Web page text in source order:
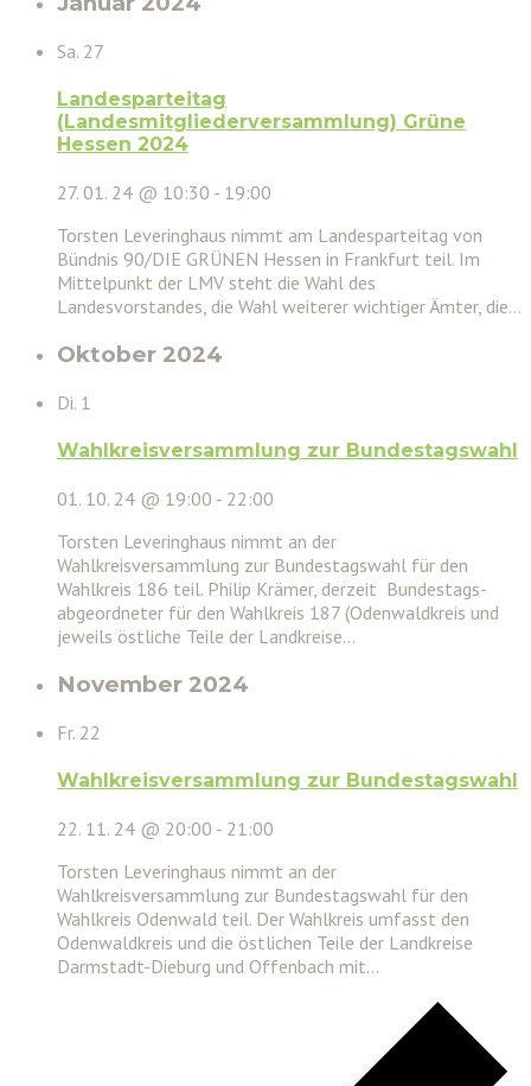
Sa. 27
Landesparteitag
(Landesmitgliederversammlung) Grüne
Hessen 2024
27. 01. 24 @ 10:30 - 19:00
Torsten Leveringhaus nimmt am Landesparteitag von
Bündnis 90/DIE GRÜNEN Hessen in Frankfurt teil. Im
Mittelpunkt der LMV steht die Wahl des
Landesvorstandes, die Wahl weiterer wichtiger Ämter, die…
Oktober 2024
Di. 1
Wahlkreisversammlung zur Bundestagswahl
01. 10. 24 @ 19:00 - 22:00
Torsten Leveringhaus nimmt an der
Wahlkreisversammlung zur Bundestagswahl für den
Wahlkreis 186 teil. Philip Krämer, derzeit Bundestags­
abgeordneter für den Wahlkreis 187 (Oden­waldkreis und
jeweils östliche Teile der Landkreise…
November 2024
Fr. 22
Wahlkreisversammlung zur Bundestagswahl
22. 11. 24 @ 20:00 - 21:00
Torsten Leveringhaus nimmt an der
Wahlkreisversammlung zur Bundestagswahl für den
Wahlkreis Odenwald teil. Der Wahlkreis umfasst den
Odenwaldkreis und die östlichen Teile der Landkreise
Darmstadt-Dieburg und Offenbach mit…